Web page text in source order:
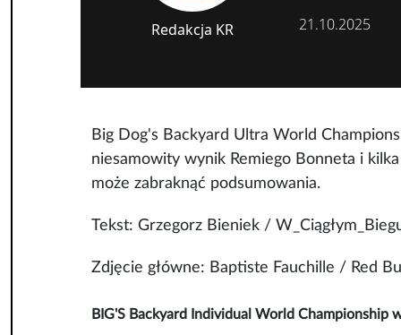
Redakcja KR 21.10.2025
Big Dog's Backyard Ultra World
niesamowity wynik Remiego Bonneta i
może zabraknąć podsumowania.
Tekst: Grzegorz Bieniek /
Zdjęcie główne: Baptiste Fauchille / Red
BIG'S Backyard Individual World Championship